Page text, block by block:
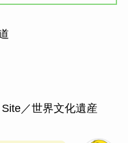
／世界文化遺産